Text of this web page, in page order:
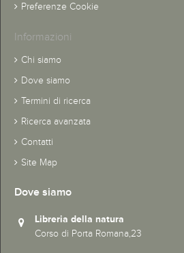
Preferenze Cookie
Informazioni
Chi siamo
Dove siamo
Termini di ricerca
Ricerca avanzata
Contatti
Site Map
Dove siamo
Libreria della natura
Corso di Porta